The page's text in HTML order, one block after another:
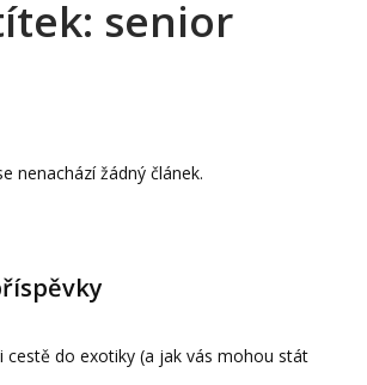
senior
nenachází žádný článek.
cestě do exotiky (a jak vás mohou stát